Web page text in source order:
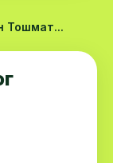
Тошмат...